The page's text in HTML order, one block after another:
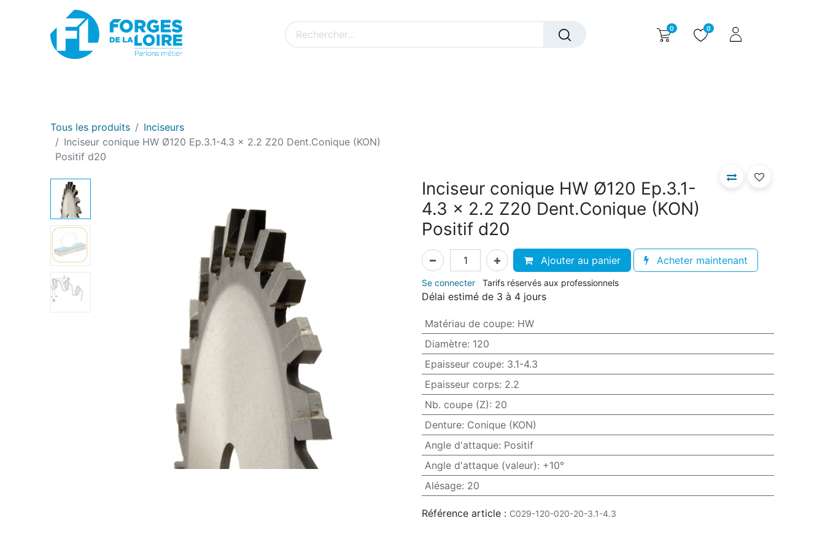
0 0
Tous les produits
Inciseurs
Inciseur conique HW Ø120 Ep.3.1-4.3 x 2.2 Z20 Dent.Conique (KON)
Positif d20
Inciseur conique HW Ø120 Ep.3.1-
4.3 x 2.2 Z20 Dent.Conique (KON)
Positif d20
Ajouter au panier Acheter maintenant
Se connecter Tarifs réservés aux professionnels
Délai estimé de 3 à 4 jours
Matériau de coupe: HW
Diamètre: 120
Epaisseur coupe: 3.1-4.3
Epaisseur corps: 2.2
Nb. coupe (Z): 20
Denture: Conique (KON)
Angle d'attaque: Positif
Angle d'attaque (valeur): +10°
Alésage: 20
Référence article : C029-120-020-20-3.1-4.3